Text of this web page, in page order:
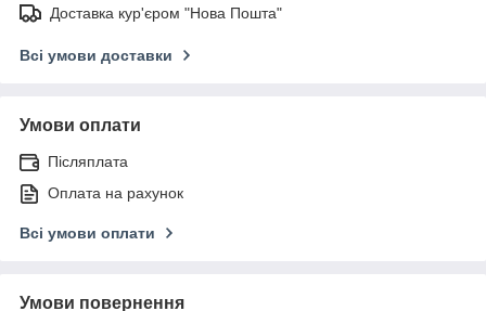
Доставка кур'єром "Нова Пошта"
Всі умови доставки
Умови оплати
Післяплата
Оплата на рахунок
Всі умови оплати
Умови повернення